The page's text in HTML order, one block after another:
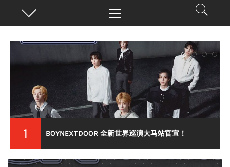
Menu
全新世界巡演大马站官宣！ 2